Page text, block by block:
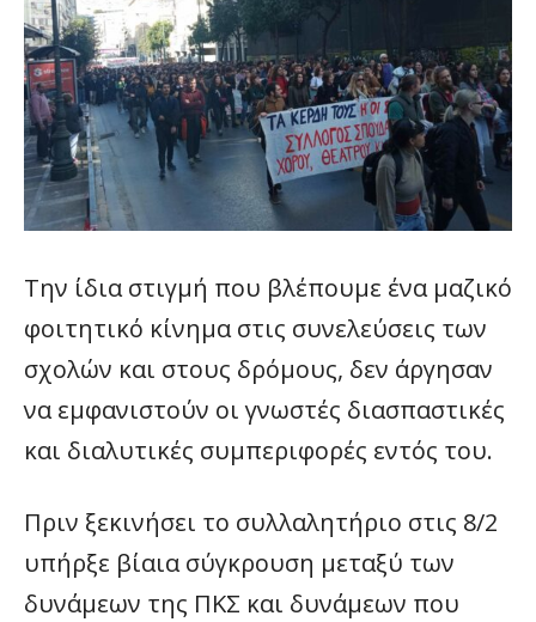
Την ίδια στιγμή που βλέπουμε ένα μαζικό
φοιτητικό κίνημα στις συνελεύσεις των
σχολών και στους δρόμους, δεν άργησαν
να εμφανιστούν οι γνωστές διασπαστικές
και διαλυτικές συμπεριφορές εντός του.
Πριν ξεκινήσει το συλλαλητήριο στις 8/2
υπήρξε βίαια σύγκρουση μεταξύ των
δυνάμεων της ΠΚΣ και δυνάμεων που